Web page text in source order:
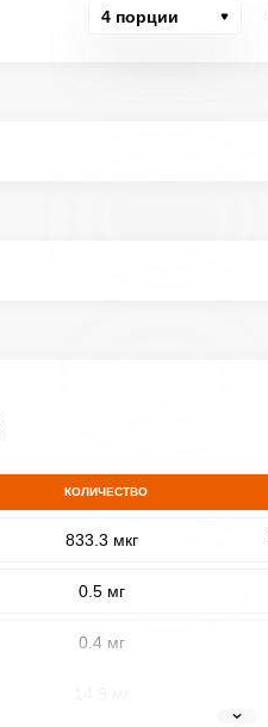
4 порции
КОЛИЧЕСТВО
833.3 мкг
0.5 мг
0.4 мг